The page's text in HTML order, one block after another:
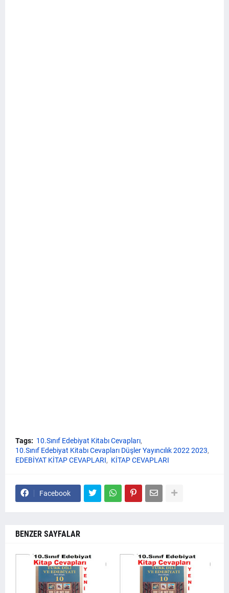
Tags: 10.Sınıf Edebiyat Kitabı Cevapları
10.Sınıf Edebiyat Kitabı Cevapları Düşler Yayıncılık 2022 2023
EDEBİYAT KİTAP CEVAPLARI
KİTAP CEVAPLARI
Facebook
BENZER SAYFALAR